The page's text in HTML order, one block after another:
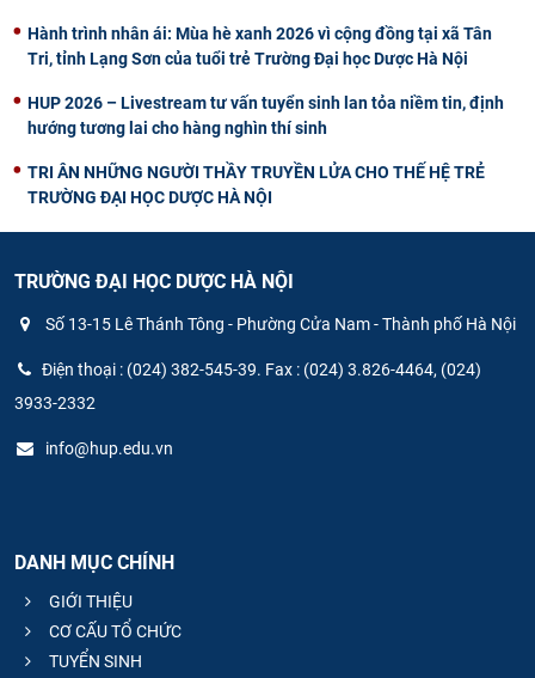
Hành trình nhân ái: Mùa hè xanh 2026 vì cộng đồng tại xã Tân
Tri, tỉnh Lạng Sơn của tuổi trẻ Trường Đại học Dược Hà Nội
HUP 2026 – Livestream tư vấn tuyển sinh lan tỏa niềm tin, định
hướng tương lai cho hàng nghìn thí sinh
TRI ÂN NHỮNG NGƯỜI THẦY TRUYỀN LỬA CHO THẾ HỆ TRẺ
TRƯỜNG ĐẠI HỌC DƯỢC HÀ NỘI
TRƯỜNG ĐẠI HỌC DƯỢC HÀ NỘI
Số 13-15 Lê Thánh Tông - Phường Cửa Nam - Thành phố Hà Nội
Điện thoại : (024) 382-545-39. Fax : (024) 3.826-4464, (024)
3933-2332
info@hup.edu.vn
DANH MỤC CHÍNH
GIỚI THIỆU
CƠ CẤU TỔ CHỨC
TUYỂN SINH